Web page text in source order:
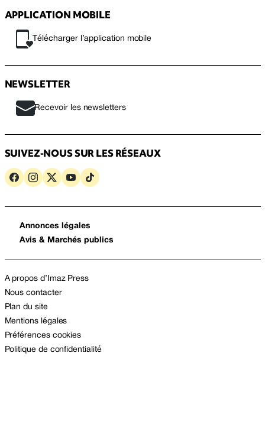
APPLICATION MOBILE
Télécharger l’application mobile
NEWSLETTER
Recevoir les newsletters
SUIVEZ-NOUS SUR LES RÉSEAUX
Annonces légales
Avis & Marchés publics
A propos d’Imaz Press
Nous contacter
Plan du site
Mentions légales
Préférences cookies
Politique de confidentialité